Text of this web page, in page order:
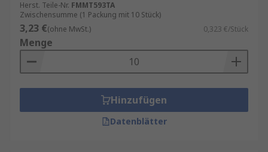
Herst. Teile-Nr. FMMT593TA
Zwischensumme (1 Packung mit 10 Stück)
3,23 €(ohne MwSt.) 0,323 €/Stück
Menge
Hinzufügen
Datenblätter